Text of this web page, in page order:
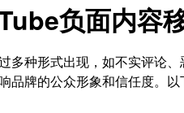
负面内容
多种形式出现，如不实评论
品牌的公众形象和信任度。